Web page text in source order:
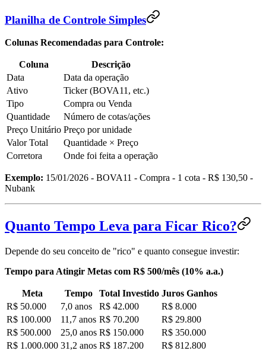
Planilha de Controle Simples
Colunas Recomendadas para Controle:
Coluna
Descrição
Data
Data da operação
Ativo
Ticker (BOVA11, etc.)
Tipo
Compra ou Venda
Quantidade
Número de cotas/ações
Preço Unitário Preço por unidade
Valor Total
Quantidade × Preço
Corretora
Onde foi feita a operação
Exemplo: 15/01/2026 - BOVA11 - Compra - 1 cota - R$ 130,50 -
Nubank
Quanto Tempo Leva para Ficar Rico?
Depende do seu conceito de "rico" e quanto consegue investir:
Tempo para Atingir Metas com R$ 500/mês (10% a.a.)
Meta Tempo Total Investido Juros Ganhos
R$ 50.000
7,0 anos R$ 42.000
R$ 8.000
R$ 100.000
11,7 anos R$ 70.200
R$ 29.800
R$ 500.000
25,0 anos R$ 150.000
R$ 350.000
R$ 1.000.000 31,2 anos R$ 187.200 R$ 812.800